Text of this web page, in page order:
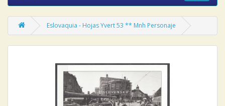
Eslovaquia - Hojas Yvert 53 ** Mnh Personaje